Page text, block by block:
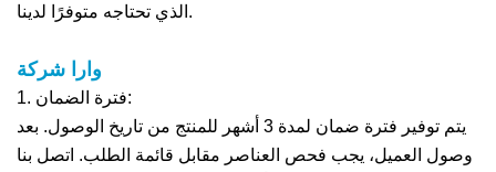
الذي تحتاجه متوفرًا لدينا.
وارا شركة
1. فترة الضمان:
يتم توفير فترة ضمان لمدة 3 أشهر للمنتج من تاريخ الوصول. بعد
وصول العميل، يجب فحص العناصر مقابل قائمة الطلب. اتصل بنا